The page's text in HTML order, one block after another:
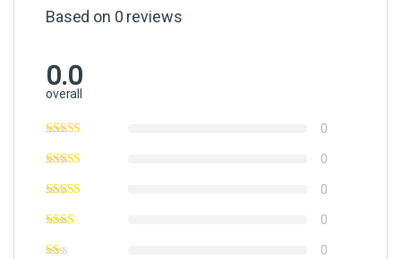
Based on 0 reviews
0.0
overall
0
0
0
0
0